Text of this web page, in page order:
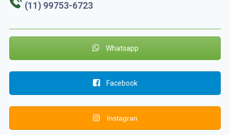
(11) 99753-6723
Whatsapp
Facebook
Instagran